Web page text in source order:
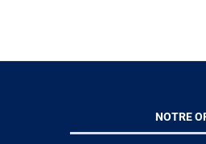
NOTRE